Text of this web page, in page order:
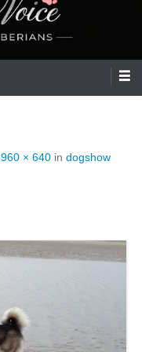
960 × 640 in dogshow